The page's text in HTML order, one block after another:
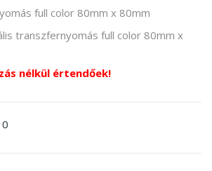
full color 80mm x 80mm
transzfernyomás full color 80mm x
nélkül értendőek!